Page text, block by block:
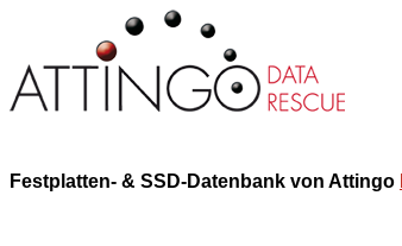
Festplatten- & SSD-Datenbank von Attingo